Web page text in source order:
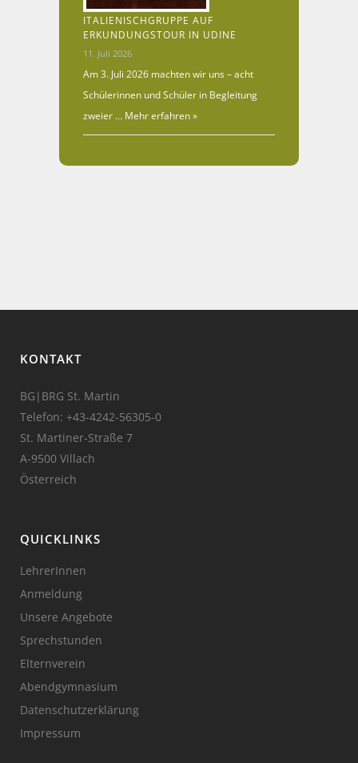
ITALIENISCHGRUPPE AUF
ERKUNDUNGSTOUR IN UDINE
11. Juli 2026
Am 3. Juli 2026 machten wir uns – acht
Schülerinnen und Schüler in Begleitung
zweier … Mehr erfahren »
KONTAKT
BG|BRG St. Martin
Telefon: +43-4242-56305-0
St. Martiner-Straße 7
A-9500 Villach
Österreich
QUICKLINKS
LehrerInnen
Anmeldung
Unsere Angebote
Sprechstunden
Elternverein
Abendgymnasium
Datenschutzerklärung
Impressum